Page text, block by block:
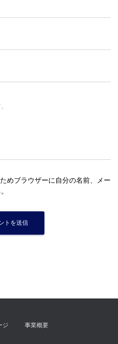
めブラウザーに自分の名前、メー
ジ 事業概要